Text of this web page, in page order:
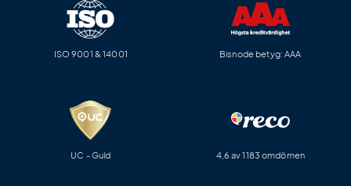
ISO 9001 & 14001 Bisnode betyg: AAA
UC - Guld 4,6 av 1183 omdömen